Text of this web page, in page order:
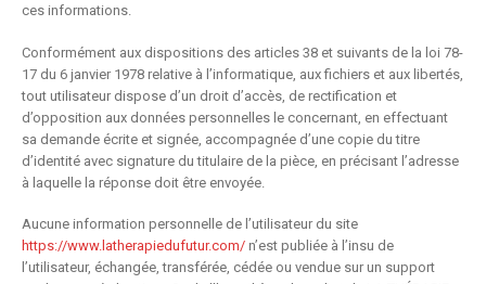
ces informations.
Conformément aux dispositions des articles 38 et suivants de la loi 78-
17 du 6 janvier 1978 relative à l’informatique, aux fichiers et aux libertés,
tout utilisateur dispose d’un droit d’accès, de rectification et
d’opposition aux données personnelles le concernant, en effectuant
sa demande écrite et signée, accompagnée d’une copie du titre
d’identité avec signature du titulaire de la pièce, en précisant l’adresse
à laquelle la réponse doit être envoyée.
Aucune information personnelle de l’utilisateur du site
https://www.latherapiedufutur.com/ n’est publiée à l’insu de
l’utilisateur, échangée, transférée, cédée ou vendue sur un support